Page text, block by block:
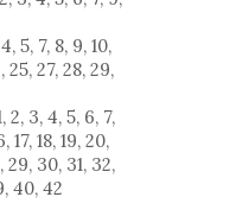
5, 7, 8, 9, 10,
25, 27, 28, 29,
3, 4, 5, 6, 7,
17, 18, 19, 20,
29, 30, 31, 32,
40, 42